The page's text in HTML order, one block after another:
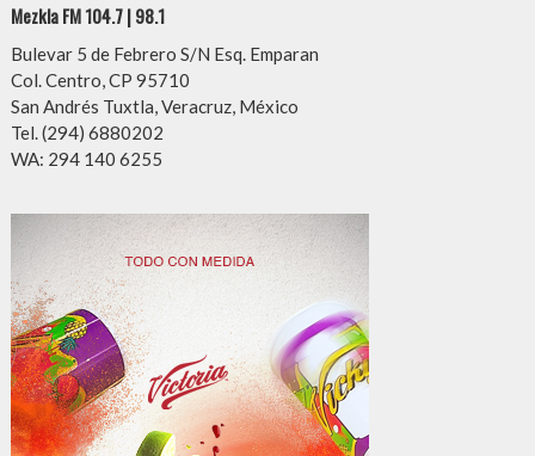
Mezkla FM 104.7 | 98.1
Bulevar 5 de Febrero S/N Esq. Emparan
Col. Centro, CP 95710
San Andrés Tuxtla, Veracruz, México
Tel. (294) 6880202
WA: 294 140 6255